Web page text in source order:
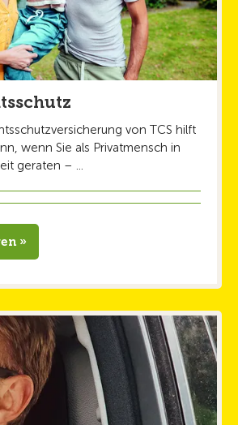
von TCS hilft
wenn Sie als Privatmensch in
geraten – ...
»